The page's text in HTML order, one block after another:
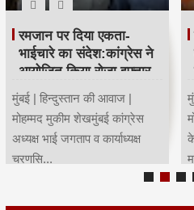
रमजान पर दिया एकता-
भाईचारे का संदेश:कांग्रेस ने
आयोजित किया रोजा इफ्तार
मुंबई | हिन्दुस्तान की आवाज |
मोहम्मद मुकीम शेखमुंबई कांग्रेस
अध्यक्ष भाई जगताप व कार्याध्यक्ष
चरणसि...